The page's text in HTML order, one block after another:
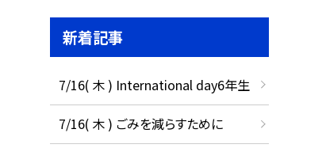
新着記事
7/16( 木 ) International day6年生
7/16( 木 ) ごみを減らすために